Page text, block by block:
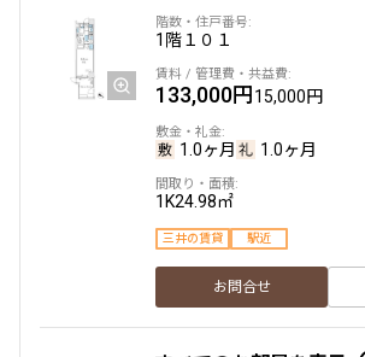
1階１０１
133,000円15,000円
1.0ヶ月 1.0ヶ月
1K24.98㎡
三井の賃貸 駅近
お問合せ